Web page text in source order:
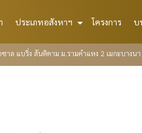
ประเภทอสังหาฯ โครงการ บ
าล แบริ่ง สันติคาม ม.รามคำแหง 2 เมกะบางน